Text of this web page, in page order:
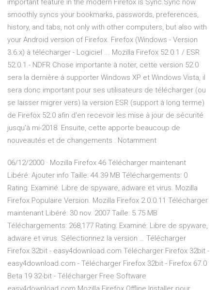
important feature in the modern Firefox is Sync.Sync now
smoothly syncs your bookmarks, passwords, preferences,
history, and tabs, not only with other computers, but also with
your Android version of Firefox. Firefox (Windows - Version
3.6.x) à télécharger - Logiciel ... Mozilla Firefox 52.0.1 / ESR
52.0.1 - NDFR Chose importante à noter, cette version 52.0
sera la dernière à supporter Windows XP et Windows Vista, il
sera donc important pour ses utilisateurs de télécharger (ou
se laisser migrer vers) la version ESR (support à long terme)
de Firefox 52.0 afin d'en recevoir les mise à jour de sécurité
jusqu'à mi-2018. Ensuite, cette apporte beaucoup de
nouveautés et de changements : Notamment
06/12/2000 · Mozilla Firefox 46 Télécharger maintenant
Libéré: Ajouter info Taille: 44.39 MB Téléchargements: 0
Rating: Examiné: Libre de spyware, adware et virus. Mozilla
Firefox Populaire Version. Mozilla Firefox 2.0.0.11 Télécharger
maintenant Libéré: 30 nov. 2007 Taille: 5.75 MB
Téléchargements: 268,177 Rating: Examiné: Libre de spyware,
adware et virus. Sélectionnez la version … Télécharger
Firefox 32bit - easy4download.com Télécharger Firefox 32bit -
easy4download.com - Télécharger Firefox 32bit - Firefox 67.0
Beta 19 32-bit - Télécharger Free Software